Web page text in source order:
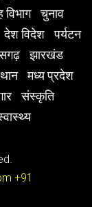
विभाग
चुनाव
देश विदेश
पर्यटन
झारखंड
मध्य प्रदेश
संस्कृति
+91